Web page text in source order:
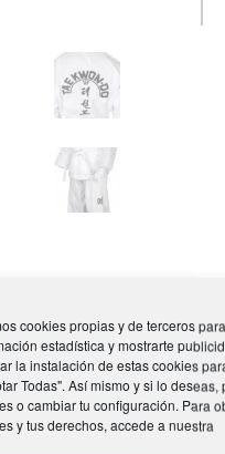
cookies propias y de terceros
estadística y mostrarte
la instalación de estas cookies
Todas". Así mismo y si lo
o cambiar tu configuración. Para
y tus derechos, accede a nuestra
cm, 150 cm, 160 cm,